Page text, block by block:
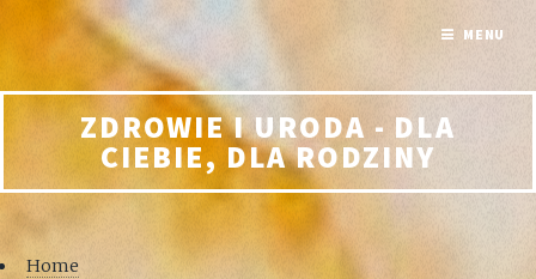
ZDROWIE I URODA - DLA
CIEBIE, DLA RODZINY
Home
MENU